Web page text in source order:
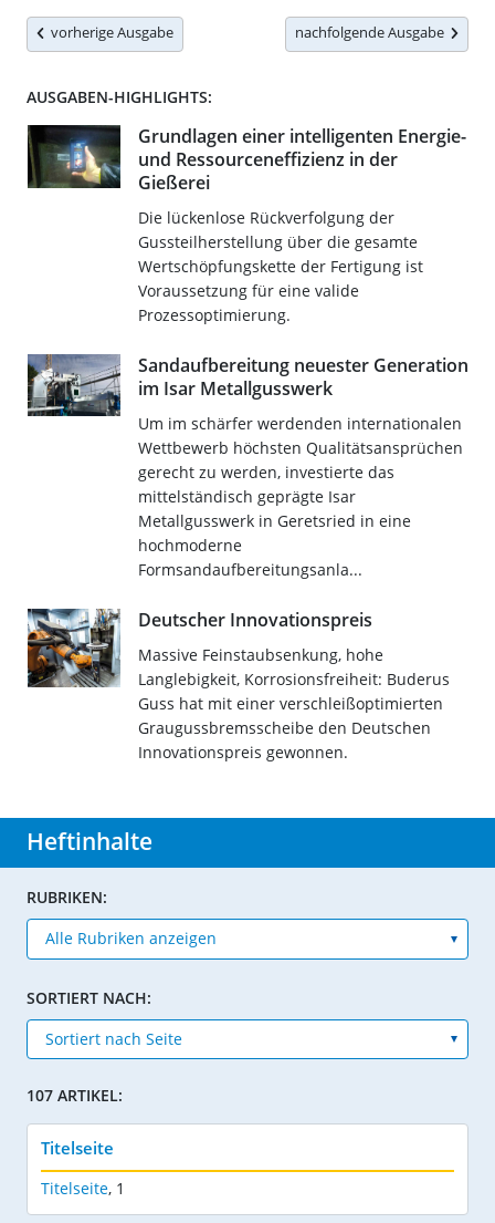
vorherige Ausgabe nachfolgende Ausgabe
AUSGABEN-HIGHLIGHTS:
Grundlagen einer intelligenten Energie-
und Ressourceneffizienz in der
Gießerei
Die lückenlose Rückverfolgung der
Gussteilherstellung über die gesamte
Wertschöpfungskette der Fertigung ist
Voraussetzung für eine valide
Prozessoptimierung.
Sandaufbereitung neuester Generation
im Isar Metallgusswerk
Um im schärfer werdenden internationalen
Wettbewerb höchsten Qualitätsansprüchen
gerecht zu werden, investierte das
mittelständisch geprägte Isar
Metallgusswerk in Geretsried in eine
hochmoderne
Formsandaufbereitungsanla...
Deutscher Innovationspreis
Massive Feinstaubsenkung, hohe
Langlebigkeit, Korrosionsfreiheit: Buderus
Guss hat mit einer verschleißoptimierten
Graugussbremsscheibe den Deutschen
Innovationspreis gewonnen.
Heftinhalte
RUBRIKEN:
SORTIERT NACH:
107 ARTIKEL:
Titelseite
Titelseite, 1